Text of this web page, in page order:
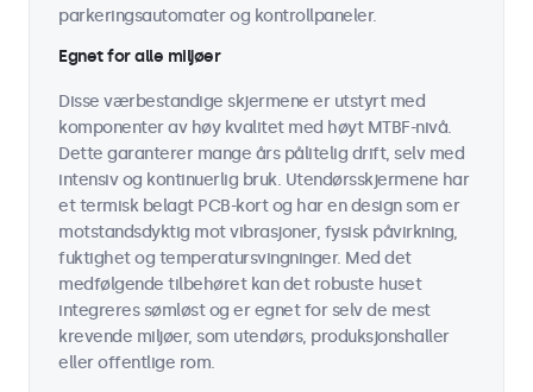
parkeringsautomater og kontrollpaneler.
Egnet for alle miljøer
Disse værbestandige skjermene er utstyrt med
komponenter av høy kvalitet med høyt MTBF-nivå.
Dette garanterer mange års pålitelig drift, selv med
intensiv og kontinuerlig bruk. Utendørsskjermene har
et termisk belagt PCB-kort og har en design som er
motstandsdyktig mot vibrasjoner, fysisk påvirkning,
fuktighet og temperatursvingninger. Med det
medfølgende tilbehøret kan det robuste huset
integreres sømløst og er egnet for selv de mest
krevende miljøer, som utendørs, produksjonshaller
eller offentlige rom.